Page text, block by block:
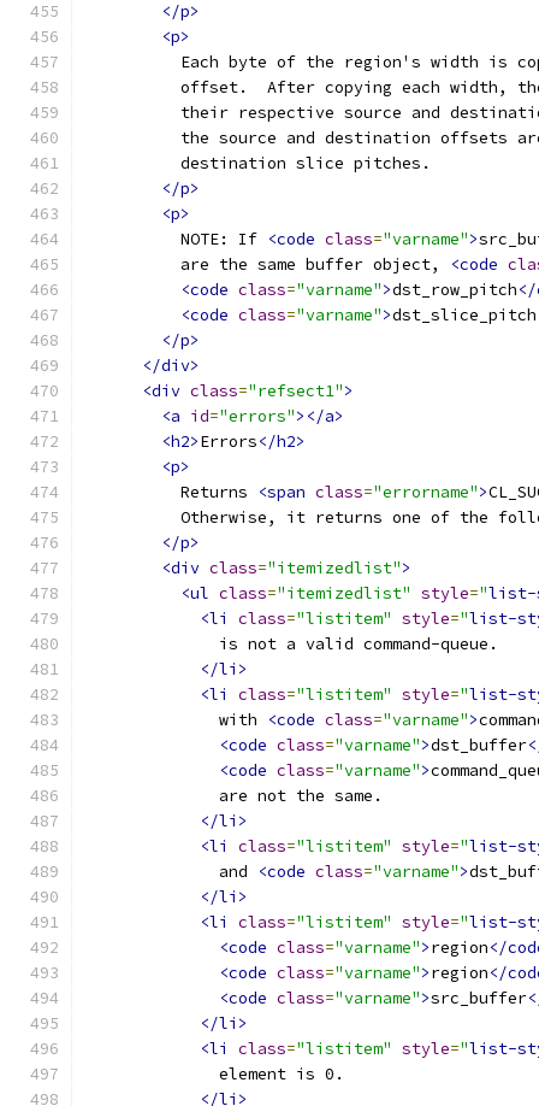
</p>
<p>
Each byte of the region's width is
offset.  After copying each width,
their respective source and
the source and destination offsets
          destination slice pitches.
</p>
<p>
          NOTE: If
<code class="varname">
          are the same buffer object,
<code
<code class="varname">dst_row_pitch</
<code class="varname">dst_slice_pitch
</p>
</div>
<div class="refsect1">
<a id="errors"></a>
<h2>Errors</h2>
<p>
          Returns
<span class="errorname">
Otherwise, it returns one of the
</p>
<div class="itemizedlist">
<ul class="itemizedlist" style="list-
<li
class="listitem" style="list-
              is not a valid command-queue.
</li>
<li
class="listitem" style="list-
              with
<code class="varname">
<code class="varname">dst_buffer
<code class="varname">
              are not the same.
</li>
<li
class="listitem" style="list-
              and
<code class="varname">
</li>
<li
class="listitem" style="list-
<code class="varname">region</
<code class="varname">region</
<code class="varname">src_buffer
</li>
<li
class="listitem" style="list-
              element is 0.
</li>